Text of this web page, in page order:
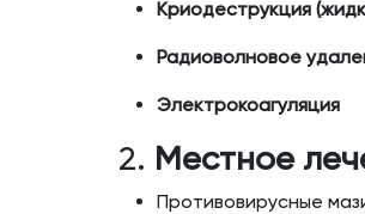
Криодеструкция
Радиоволновое
Электрокоагуляция
2. Местное
Противовирусные